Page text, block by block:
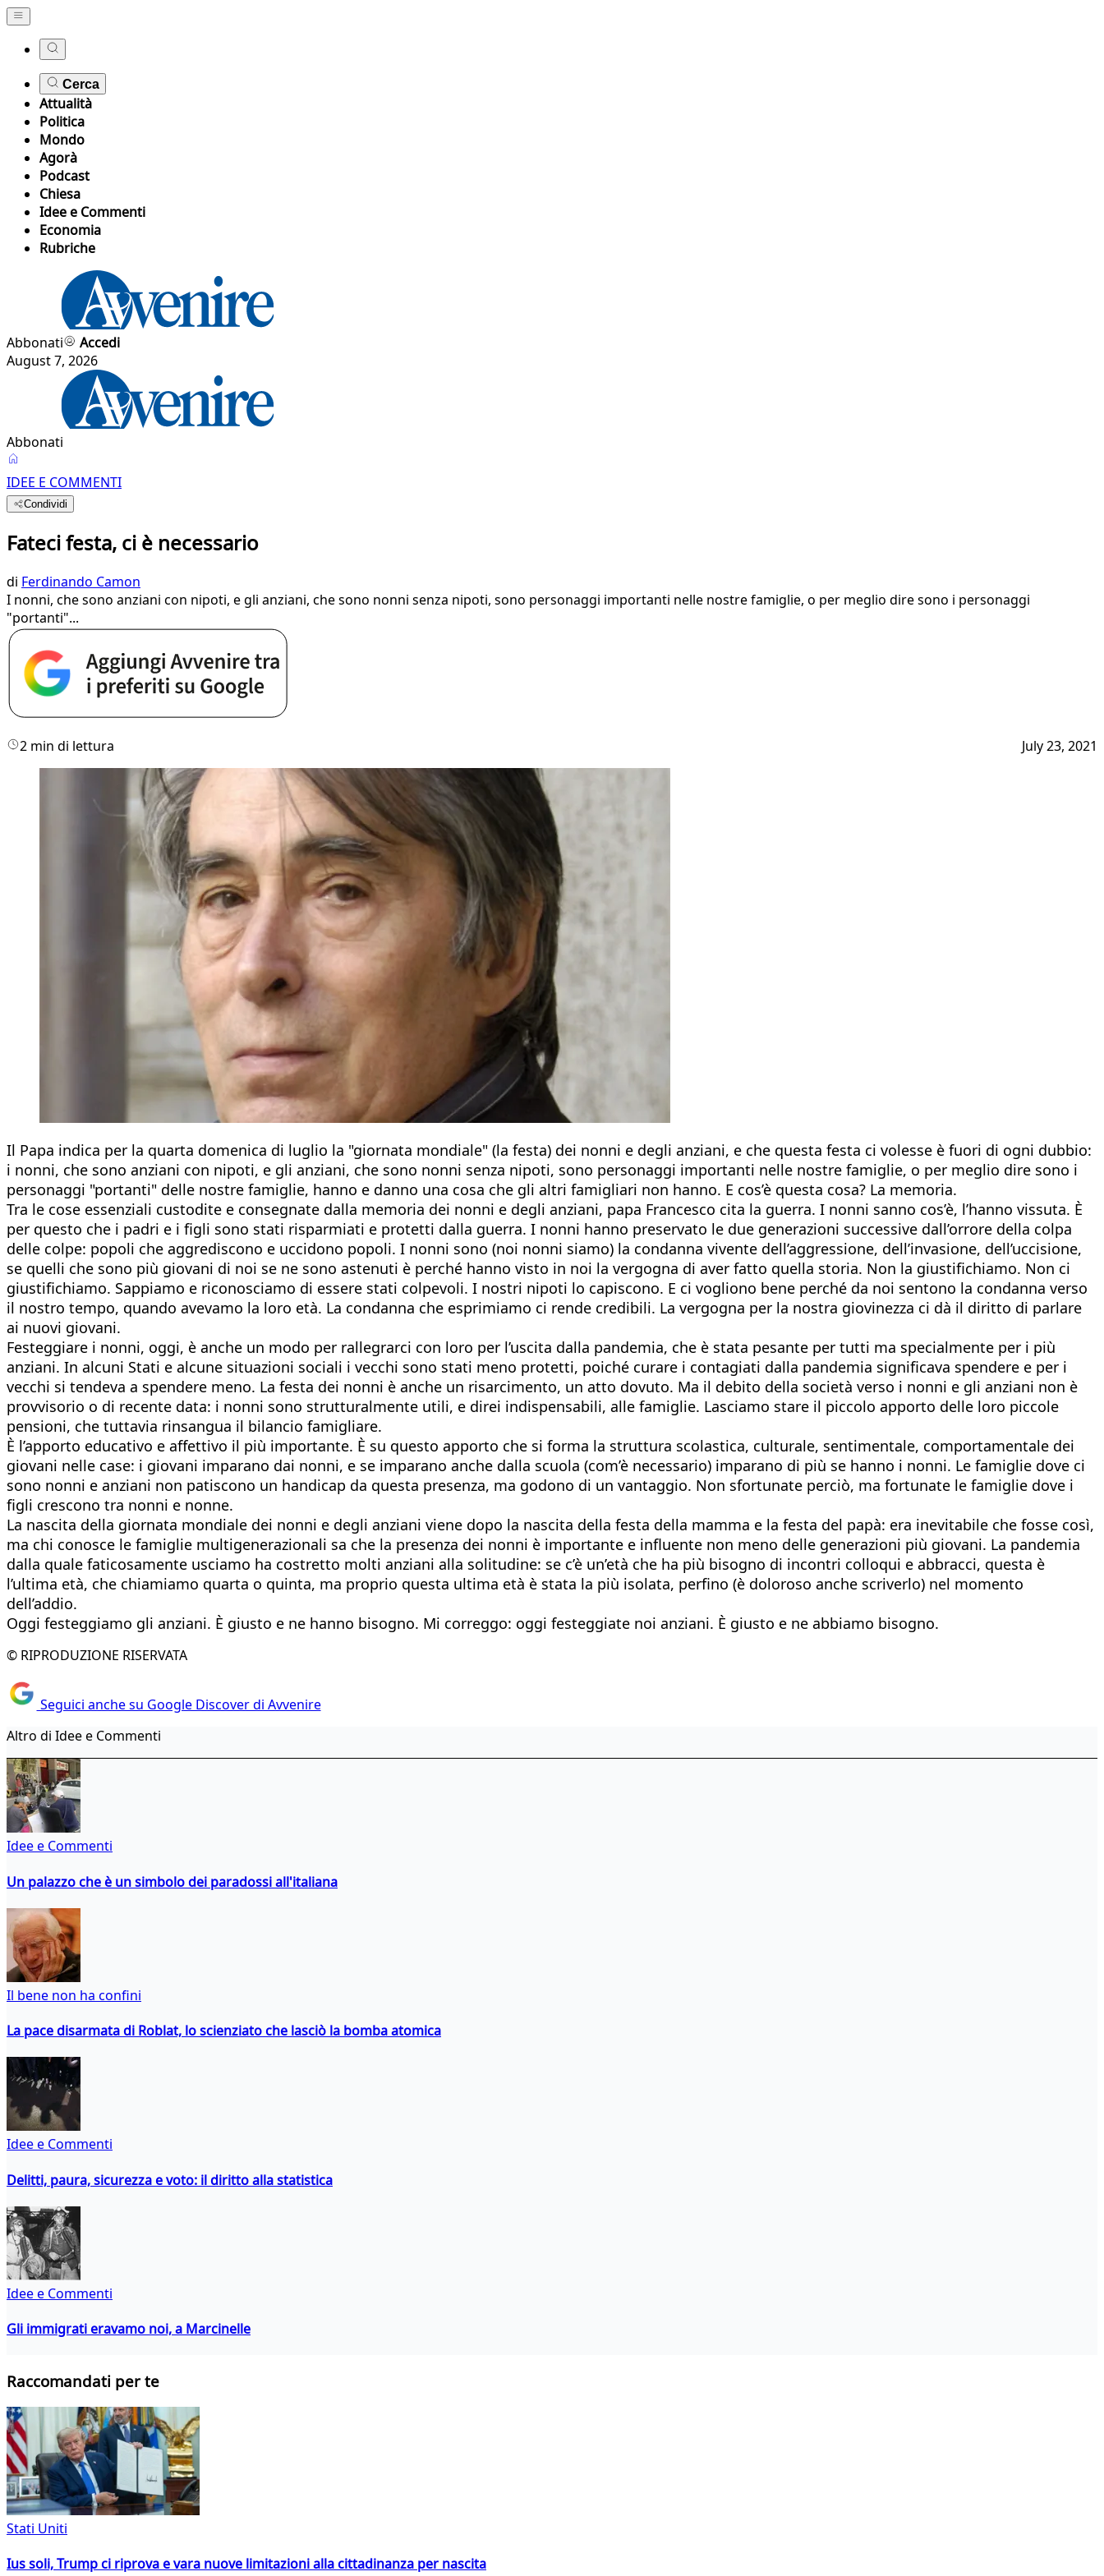
Cerca
Attualità
Politica
Mondo
Agorà
Podcast
Chiesa
Idee e Commenti
Economia
Rubriche
Abbonati
Accedi
August 7, 2026
Abbonati
IDEE E COMMENTI
Condividi
Fateci festa, ci è necessario
di Ferdinando Camon
I nonni, che sono anziani con nipoti, e gli anziani, che sono nonni senza nipoti, sono personaggi importanti nelle nostre famiglie, o per meglio dire sono i personaggi
"portanti"...
2 min di lettura July 23, 2021
Il Papa indica per la quarta domenica di luglio la "giornata mondiale" (la festa) dei nonni e degli anziani, e che questa festa ci volesse è fuori di ogni dubbio:
i nonni, che sono anziani con nipoti, e gli anziani, che sono nonni senza nipoti, sono personaggi importanti nelle nostre famiglie, o per meglio dire sono i
personaggi "portanti" delle nostre famiglie, hanno e danno una cosa che gli altri famigliari non hanno. E cos’è questa cosa? La memoria.
Tra le cose essenziali custodite e consegnate dalla memoria dei nonni e degli anziani, papa Francesco cita la guerra. I nonni sanno cos’è, l’hanno vissuta. È
per questo che i padri e i figli sono stati risparmiati e protetti dalla guerra. I nonni hanno preservato le due generazioni successive dall’orrore della colpa
delle colpe: popoli che aggrediscono e uccidono popoli. I nonni sono (noi nonni siamo) la condanna vivente dell’aggressione, dell’invasione, dell’uccisione,
se quelli che sono più giovani di noi se ne sono astenuti è perché hanno visto in noi la vergogna di aver fatto quella storia. Non la giustifichiamo. Non ci
giustifichiamo. Sappiamo e riconosciamo di essere stati colpevoli. I nostri nipoti lo capiscono. E ci vogliono bene perché da noi sentono la condanna verso
il nostro tempo, quando avevamo la loro età. La condanna che esprimiamo ci rende credibili. La vergogna per la nostra giovinezza ci dà il diritto di parlare
ai nuovi giovani.
Festeggiare i nonni, oggi, è anche un modo per rallegrarci con loro per l’uscita dalla pandemia, che è stata pesante per tutti ma specialmente per i più
anziani. In alcuni Stati e alcune situazioni sociali i vecchi sono stati meno protetti, poiché curare i contagiati dalla pandemia significava spendere e per i
vecchi si tendeva a spendere meno. La festa dei nonni è anche un risarcimento, un atto dovuto. Ma il debito della società verso i nonni e gli anziani non è
provvisorio o di recente data: i nonni sono strutturalmente utili, e direi indispensabili, alle famiglie. Lasciamo stare il piccolo apporto delle loro piccole
pensioni, che tuttavia rinsangua il bilancio famigliare.
È l’apporto educativo e affettivo il più importante. È su questo apporto che si forma la struttura scolastica, culturale, sentimentale, comportamentale dei
giovani nelle case: i giovani imparano dai nonni, e se imparano anche dalla scuola (com’è necessario) imparano di più se hanno i nonni. Le famiglie dove ci
sono nonni e anziani non patiscono un handicap da questa presenza, ma godono di un vantaggio. Non sfortunate perciò, ma fortunate le famiglie dove i
figli crescono tra nonni e nonne.
La nascita della giornata mondiale dei nonni e degli anziani viene dopo la nascita della festa della mamma e la festa del papà: era inevitabile che fosse così,
ma chi conosce le famiglie multigenerazionali sa che la presenza dei nonni è importante e influente non meno delle generazioni più giovani. La pandemia
dalla quale faticosamente usciamo ha costretto molti anziani alla solitudine: se c’è un’età che ha più bisogno di incontri colloqui e abbracci, questa è
l’ultima età, che chiamiamo quarta o quinta, ma proprio questa ultima età è stata la più isolata, perfino (è doloroso anche scriverlo) nel momento
dell’addio.
Oggi festeggiamo gli anziani. È giusto e ne hanno bisogno. Mi correggo: oggi festeggiate noi anziani. È giusto e ne abbiamo bisogno.
© RIPRODUZIONE RISERVATA
Seguici anche su Google Discover di Avvenire
Altro di Idee e Commenti
Idee e Commenti
Un palazzo che è un simbolo dei paradossi all'italiana
Il bene non ha confini
La pace disarmata di Roblat, lo scienziato che lasciò la bomba atomica
Idee e Commenti
Delitti, paura, sicurezza e voto: il diritto alla statistica
Idee e Commenti
Gli immigrati eravamo noi, a Marcinelle
Raccomandati per te
Stati Uniti
Ius soli, Trump ci riprova e vara nuove limitazioni alla cittadinanza per nascita